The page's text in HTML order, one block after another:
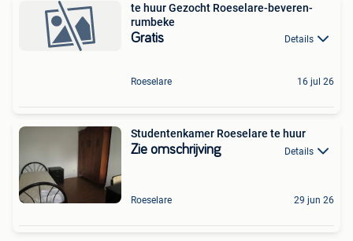
te huur Gezocht Roeselare-beveren-
rumbeke
Gratis Details
Roeselare 16 jul 26
Studentenkamer Roeselare te huur
Zie omschrijving Details
Roeselare 29 jun 26